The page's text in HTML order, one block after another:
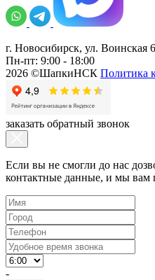
г. Новосибирск, ул. Воинская
Пн-пт: 9:00 - 18:00
2026 ©ШапкиНСК Политика
заказать обратный звонок
Если вы не смогли до нас
контактные данные, и мы вам
-